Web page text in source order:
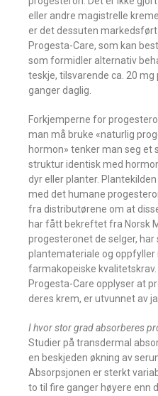
eller andre magistrelle
er det dessuten
Progesta-Care, som kan
som formidler alternativ
teskje, tilsvarende ca. 20
ganger daglig.
Forkjemperne for
man må bruke «naturlig
hormon» tenker man seg
struktur identisk med
dyr eller planter.
med det humane
fra distributørene om at
har fått bekreftet fra Norsk
progesteronet de selger, har
plantemateriale og oppfyller
farmakopeiske
Progesta-Care opplyser at
deres krem, er utvunnet av
I hvor stor grad absorberes
Studier på transdermal
en beskjeden økning av
Absorpsjonen er sterkt
to til fire ganger høyere enn